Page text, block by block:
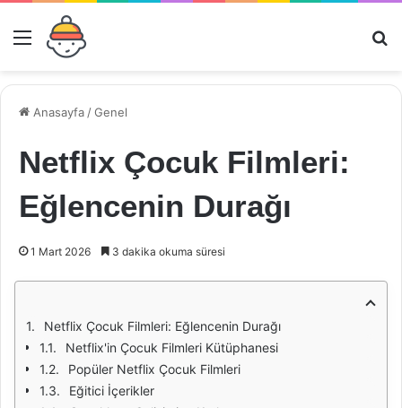
Menü
Anasayfa /Genel
Netflix Çocuk Filmleri:
Eğlencenin Durağı
1 Mart 2026 3 dakika okuma süresi
Netflix Çocuk Filmleri: Eğlencenin Durağı
Netflix'in Çocuk Filmleri Kütüphanesi
Popüler Netflix Çocuk Filmleri
Eğitici İçerikler